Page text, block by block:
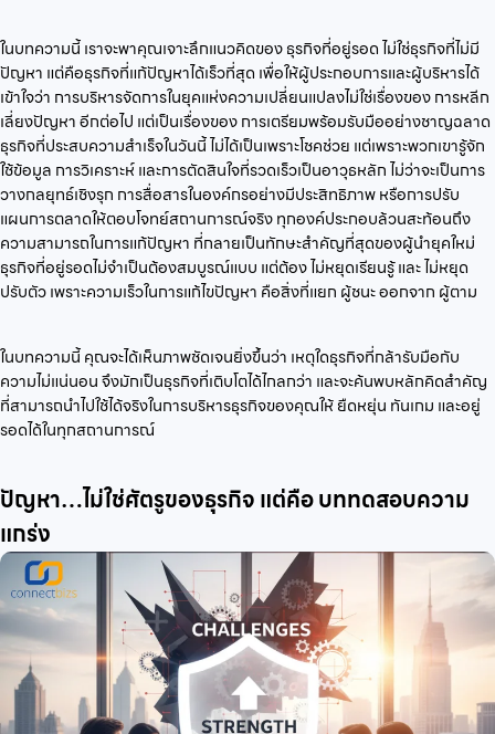
ในบทความนี้ เราจะพาคุณเจาะลึกแนวคิดของ ธุรกิจที่อยู่รอด ไม่ใช่ธุรกิจที่ไม่มี
ปัญหา แต่คือธุรกิจที่แก้ปัญหาได้เร็วที่สุด เพื่อให้ผู้ประกอบการและผู้บริหารได้
เข้าใจว่า การบริหารจัดการในยุคแห่งความเปลี่ยนแปลงไม่ใช่เรื่องของ การหลีก
เลี่ยงปัญหา อีกต่อไป แต่เป็นเรื่องของ การเตรียมพร้อมรับมืออย่างชาญฉลาด
ธุรกิจที่ประสบความสำเร็จในวันนี้ ไม่ได้เป็นเพราะโชคช่วย แต่เพราะพวกเขารู้จัก
ใช้ข้อมูล การวิเคราะห์ และการตัดสินใจที่รวดเร็วเป็นอาวุธหลัก ไม่ว่าจะเป็นการ
วางกลยุทธ์เชิงรุก การสื่อสารในองค์กรอย่างมีประสิทธิภาพ หรือการปรับ
แผนการตลาดให้ตอบโจทย์สถานการณ์จริง ทุกองค์ประกอบล้วนสะท้อนถึง
ความสามารถในการแก้ปัญหา ที่กลายเป็นทักษะสำคัญที่สุดของผู้นำยุคใหม่
ธุรกิจที่อยู่รอดไม่จำเป็นต้องสมบูรณ์แบบ แต่ต้อง ไม่หยุดเรียนรู้ และ ไม่หยุด
ปรับตัว เพราะความเร็วในการแก้ไขปัญหา คือสิ่งที่แยก ผู้ชนะ ออกจาก ผู้ตาม
ในบทความนี้ คุณจะได้เห็นภาพชัดเจนยิ่งขึ้นว่า เหตุใดธุรกิจที่กล้ารับมือกับ
ความไม่แน่นอน จึงมักเป็นธุรกิจที่เติบโตได้ไกลกว่า และจะค้นพบหลักคิดสำคัญ
ที่สามารถนำไปใช้ได้จริงในการบริหารธุรกิจของคุณให้ ยืดหยุ่น ทันเกม และอยู่
รอดได้ในทุกสถานการณ์
ปัญหา…ไม่ใช่ศัตรูของธุรกิจ แต่คือ บททดสอบความ
แกร่ง